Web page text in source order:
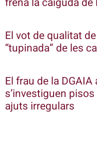
El vot de qualitat
“tupinada” de les
El frau de la
s’investiguen
ajuts irregulars